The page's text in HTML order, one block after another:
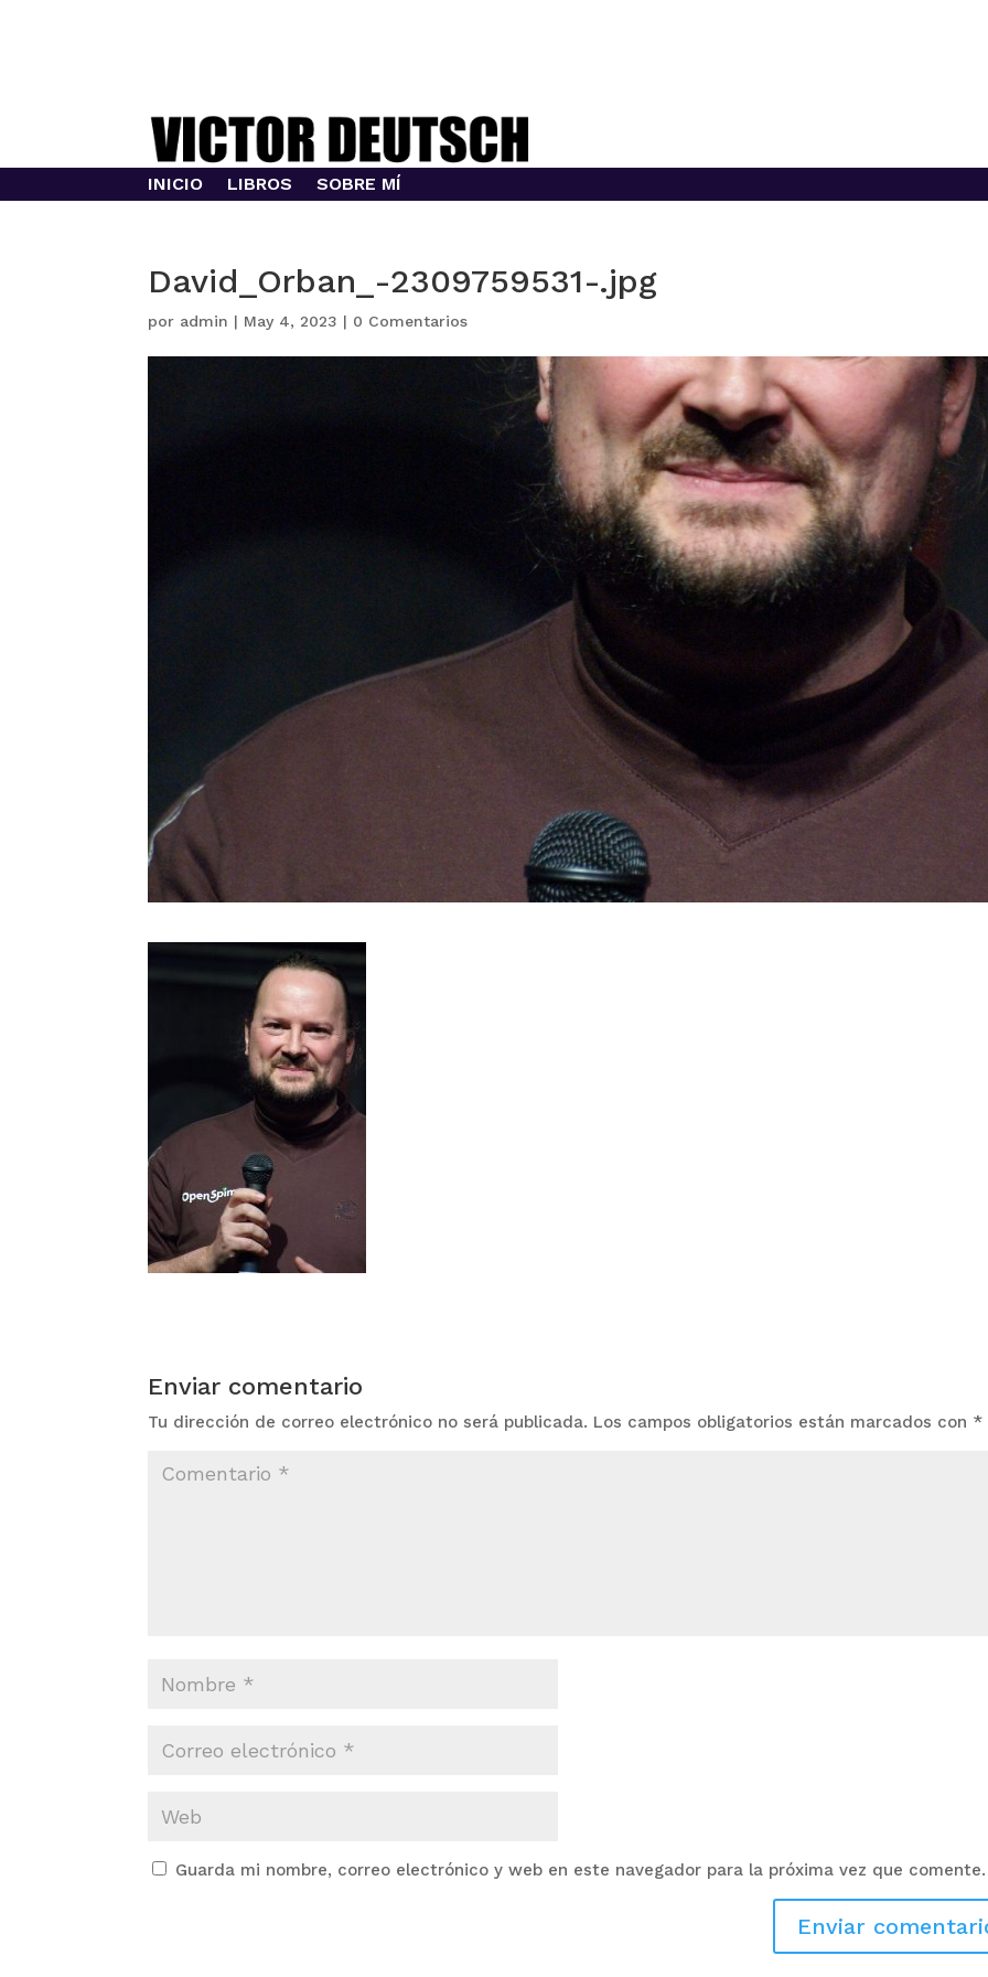
INICIO LIBROS SOBRE MÍ
David_Orban_-2309759531-.jpg
por admin | May 4, 2023 | 0 Comentarios
Enviar comentario
Tu dirección de correo electrónico no será publicada. Los campos obligatorios están marcados con *
Guarda mi nombre, correo electrónico y web en este navegador para la próxima vez que comente.